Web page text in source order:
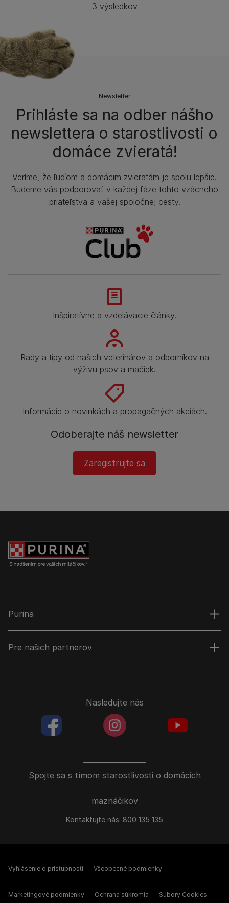
3 výsledkov
Newsletter
Prihláste sa na odber nášho
newslettera o starostlivosti o
domáce zvieratá!
Veríme, že ľuďom a domácim zvieratám je spolu lepšie.
Budeme vás podporovať v každej fáze tohto vzácneho
priateľstva a vašej spoločnej cesty.
Inšpiratívne a vzdelávacie články.
Rady a tipy od našich veterinárov a odborníkov na
výživu psov a mačiek.
Informácie o novinkách a propagačných akciách.
Odoberajte náš newsletter
Zaregistrujte sa
Purina
Pre našich partnerov
Spojte sa s tímom starostlivosti o domácich
maznáčikov
Kontaktujte nás: 800 135 135
Nasledujte nás
facebookColoredinstagramColored
Vyhlásenie o prístupnosti Všeobecné podmienky
Marketingové podmienky Ochrana súkromia Súbory Cookies